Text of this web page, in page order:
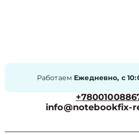
Работаем Ежедневно, с
info@notebookfix-